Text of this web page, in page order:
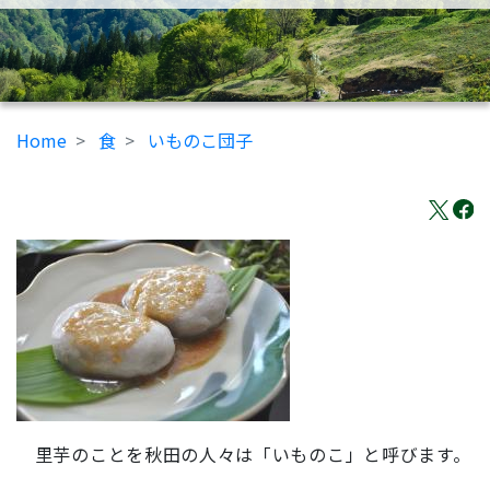
Home 食 いものこ団子
里芋のことを秋田の人々は「いものこ」と呼びます。